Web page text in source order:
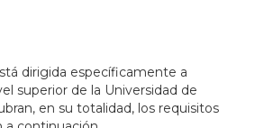
dirigida específicamente a
superior de la Universidad de
en su totalidad, los requisitos